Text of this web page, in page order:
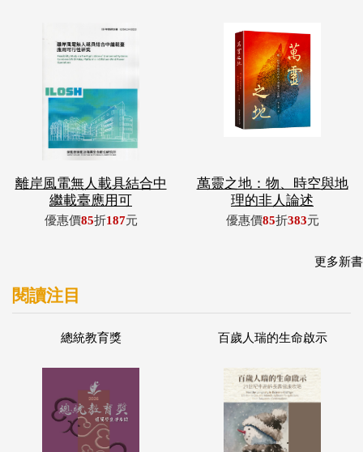
離岸風電無人載具結合中
繼載臺應用可
優惠價85折187元
萬靈之地：物、時空與地
理的非人論述
優惠價85折383元
更多新書
閱讀注目
總統教育獎 百歲人瑞的生命啟示